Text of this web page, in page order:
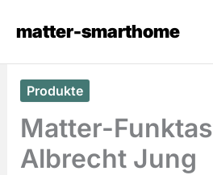
Inhaltmatter-smarthome
Produkte
Matter-
Albrecht Jung